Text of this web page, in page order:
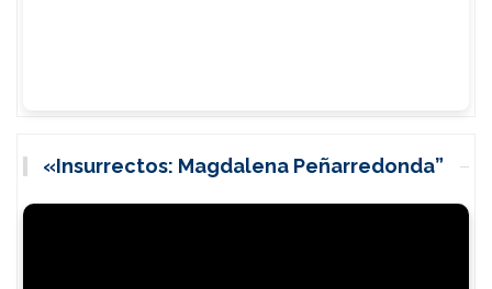
«Insurrectos: Magdalena Peñarredonda”